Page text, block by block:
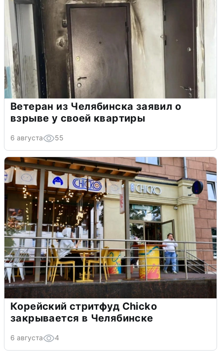
Ветеран из Челябинска заявил о
взрыве у своей квартиры
6 августа 55
Корейский стритфуд Chicko
закрывается в Челябинске
6 августа 4